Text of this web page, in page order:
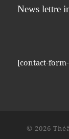
News lettre
[contact-
© 2026